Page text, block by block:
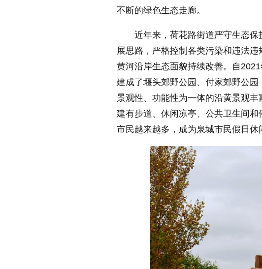
不断的绿色生态走廊。
近年来，荷花路街道严守生态保
展思路，严格控制各类污染和违法
黄河沿岸生态面貌持续改善。自
建成了堰头郊野公园、付家郊野公
景观性、功能性为一体的沿黄景观
建有步道、休闲凉亭、公共卫生间
市民越来越多，成为泉城市民假日休